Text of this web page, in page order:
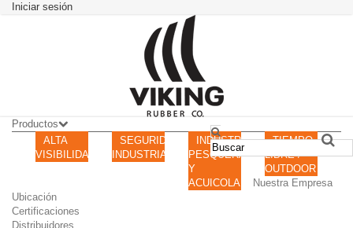
Iniciar sesión
Productos
ALTA
VISIBILIDAD
SEGURIDAD
INDUSTRIAL
INDUSTRIA
PESQUERA
Y
ACUICOLA
TIEMPO
LIBRE /
OUTDOOR
Nuestra Empresa
Ubicación
Certificaciones
Distribuidores